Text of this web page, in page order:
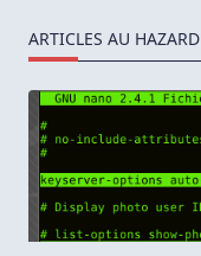
ARTICLES AU HAZARD